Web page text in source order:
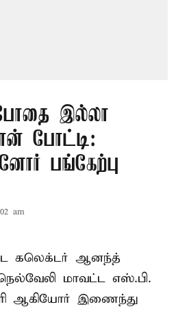
இல்லா
போட்டி:
பங்கேற்பு
am
கலெக்டர் ஆனந்த்
மாவட்ட எஸ்.பி.
ஆகியோர் இணைந்து